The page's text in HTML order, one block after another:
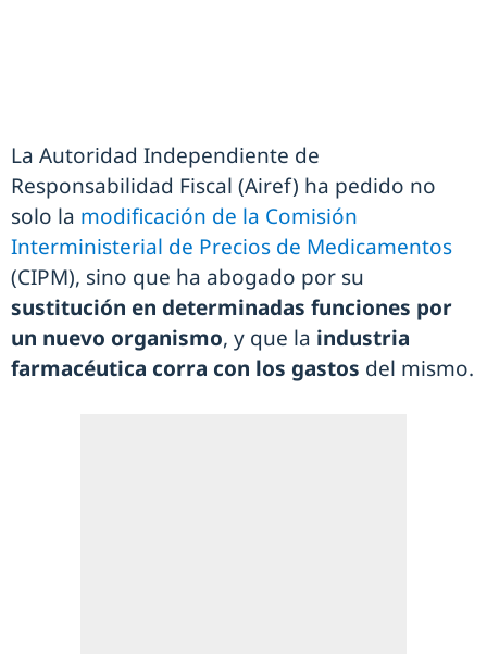
La Autoridad Independiente de
Responsabilidad Fiscal (Airef) ha pedido no
solo la modificación de la Comisión
Interministerial de Precios de Medicamentos
(CIPM), sino que ha abogado por su
sustitución en determinadas funciones por
un nuevo organismo, y que la industria
farmacéutica corra con los gastos del mismo.